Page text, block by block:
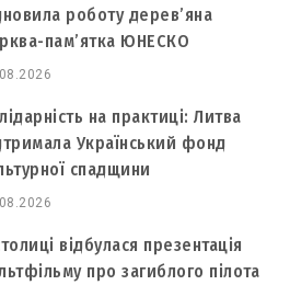
роботу дерев’яна
пам’ятка ЮНЕСКО
на практиці: Литва
Український фонд
спадщини
відбулася презентація
про загиблого пілота